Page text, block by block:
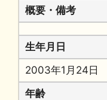
概要・備考
生年月日
2003年1月24日
年齢